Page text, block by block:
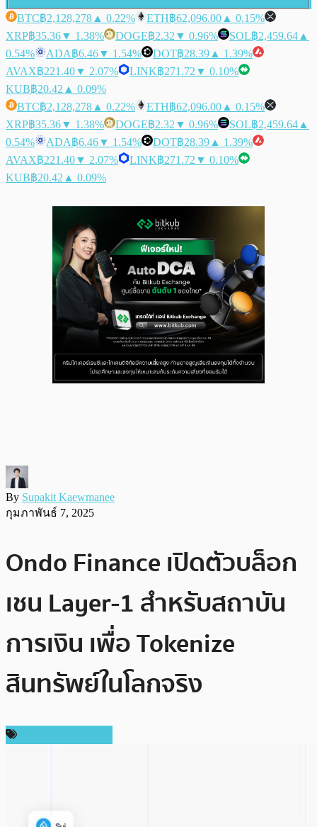
BTC฿2,128,278 ▲ 0.22% ETH฿62,096.00 ▲ 0.15%
XRP฿35.36▼ 1.38% DOGE฿2.32 ▼ 0.96% SOL฿2,459.64 ▲
0.54%
ADA฿6.46▼ 1.54% DOT฿28.39 ▲ 1.39%
AVAX฿221.40▼ 2.07% LINK฿271.72 ▼ 0.10%
KUB฿20.42 ▲ 0.09%
BTC฿2,128,278 ▲ 0.22% ETH฿62,096.00 ▲ 0.15%
XRP฿35.36▼ 1.38% DOGE฿2.32 ▼ 0.96% SOL฿2,459.64 ▲
0.54%
ADA฿6.46▼ 1.54% DOT฿28.39 ▲ 1.39%
AVAX฿221.40▼ 2.07% LINK฿271.72 ▼ 0.10%
KUB฿20.42 ▲ 0.09%
By Supakit Kaewmanee
กุมภาพันธ์ 7, 2025
Ondo Finance เปิดตัวบล็อก
เชน Layer-1 สำหรับสถาบัน
การเงิน เพื่อ Tokenize
สินทรัพย์ในโลกจริง